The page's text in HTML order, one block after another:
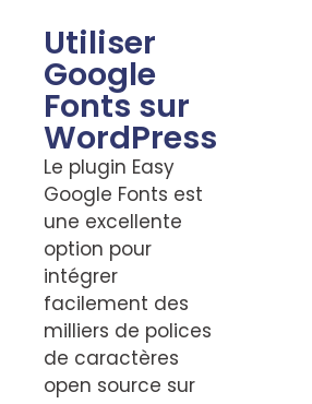
Utiliser
Google
Fonts sur
WordPress
Le plugin Easy
Google Fonts est
une excellente
option pour
intégrer
facilement des
milliers de polices
de caractères
open source sur